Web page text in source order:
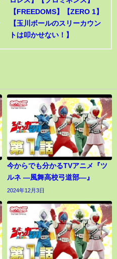
【FREEDOMS】【ZERO 1】
【玉川ボールのスリーカウン
トは叩かせない！】
今からでも分かるTVアニメ『ツ
ルネ ―風舞高校弓道部―』
2024年12月3日